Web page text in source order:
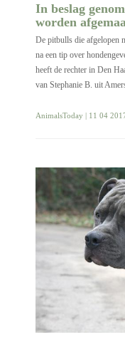
In beslag
worden
De pitbulls die afgelopen
na een tip over
heeft de rechter in Den
van Stephanie B. uit
AnimalsToday | 11 04